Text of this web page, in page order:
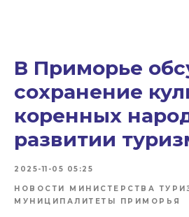
В Приморье
сохранение
коренных
развитии
2025-11-05 05:25
НОВОСТИ МИНИСТЕРСТВА
МУНИЦИПАЛИТЕТЫ ПРИМОРЬЯ